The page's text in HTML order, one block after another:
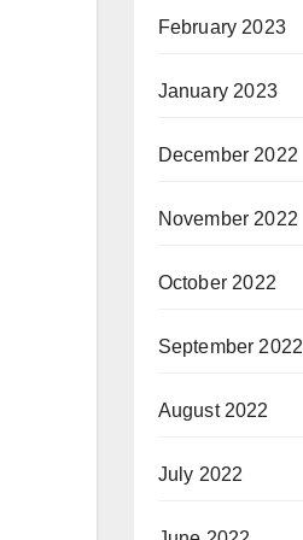
February 2023
January 2023
December 2022
November 2022
October 2022
September 2022
August 2022
July 2022